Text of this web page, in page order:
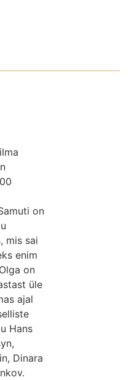
on
mis sai
enim
on
üle
ajal
Hans
Dinara